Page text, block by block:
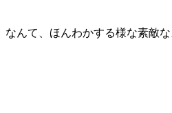
なんて、ほんわかする様な素敵